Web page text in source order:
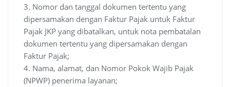
3. Nomor dan tanggal dokumen tertentu yang
dipersamakan dengan Faktur Pajak untuk Faktur
Pajak JKP yang dibatalkan, untuk nota pembatalan
dokumen tertentu yang dipersamakan dengan
Faktur Pajak;
4. Nama, alamat, dan Nomor Pokok Wajib Pajak
(NPWP) penerima layanan;